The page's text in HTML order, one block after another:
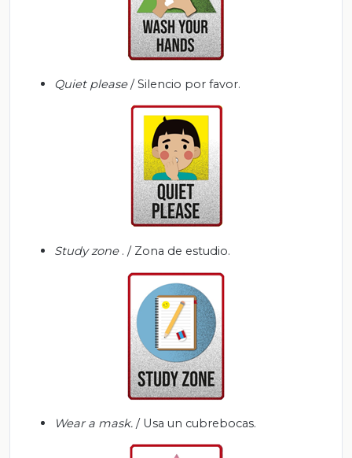
Quiet please/ Silencio por favor.
Study zone . / Zona de estudio.
Wear a mask. / Usa un cubrebocas.